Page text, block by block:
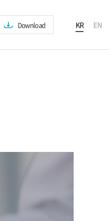
Download KR EN